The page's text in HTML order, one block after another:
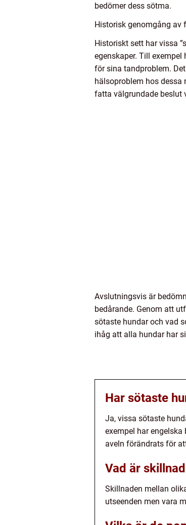
bedömer dess sötma.
Historisk genomgång av
Historiskt sett har vissa
egenskaper. Till
för sina tandproblem.
hälsoproblem hos dessa
fatta välgrundade beslut
Avslutningsvis är
bedårande. Genom att
sötaste hundar och vad
ihåg att alla hundar har
Har sötaste
Ja, vissa sötaste
exempel har
aveln förändrats för
Vad är
Skillnaden mellan
utseenden men vara